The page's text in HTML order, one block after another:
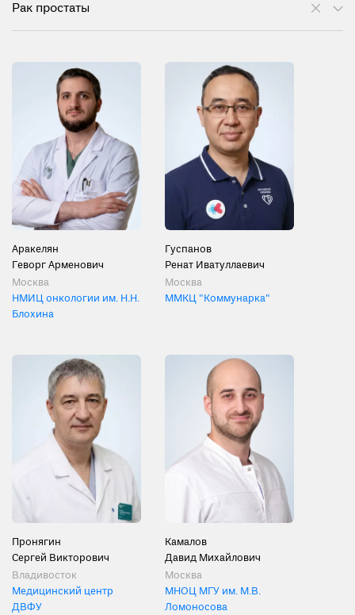
Рак простаты
Аракелян
Геворг Арменович
Москва
НМИЦ онкологии им. Н.Н.
Блохина
Гуспанов
Ренат Иватуллаевич
Москва
ММКЦ "Коммунарка"
Пронягин
Сергей Викторович
Владивосток
Медицинский центр
ДВФУ
Камалов
Давид Михайлович
Москва
МНОЦ МГУ им. М.В.
Ломоносова